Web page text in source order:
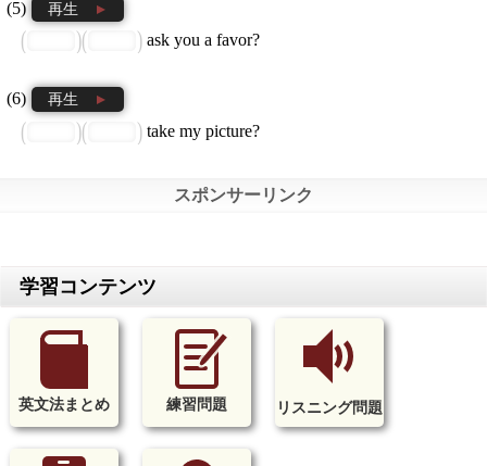
再生
ask you a favor?
再生
take my picture?
英文法まとめ 練習問題 リスニング問題